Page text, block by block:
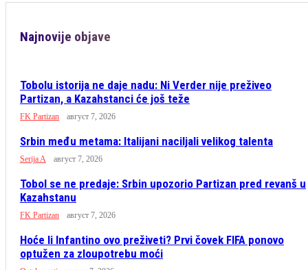
Najnovije objave
Tobolu istorija ne daje nadu: Ni Verder nije preživeo
Partizan, a Kazahstanci će još teže
FK Partizan август 7, 2026
Srbin među metama: Italijani naciljali velikog talenta
Serija A август 7, 2026
Tobol se ne predaje: Srbin upozorio Partizan pred revanš u
Kazahstanu
FK Partizan август 7, 2026
Hoće li Infantino ovo preživeti? Prvi čovek FIFA ponovo
optužen za zloupotrebu moći